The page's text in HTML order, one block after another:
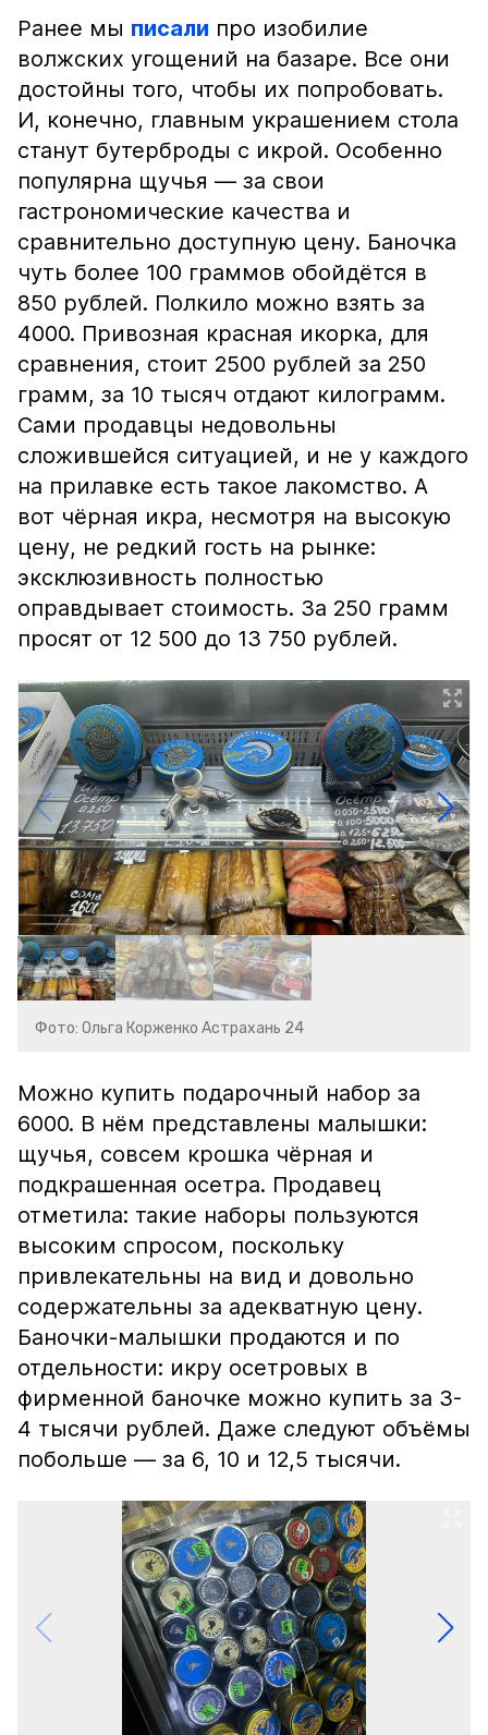
Ранее мы писали про изобилие
волжских угощений на базаре. Все они
достойны того, чтобы их попробовать.
И, конечно, главным украшением стола
станут бутерброды с икрой. Особенно
популярна щучья — за свои
гастрономические качества и
сравнительно доступную цену. Баночка
чуть более 100 граммов обойдётся в
850 рублей. Полкило можно взять за
4000. Привозная красная икорка, для
сравнения, стоит 2500 рублей за 250
грамм, за 10 тысяч отдают килограмм.
Сами продавцы недовольны
сложившейся ситуацией, и не у каждого
на прилавке есть такое лакомство. А
вот чёрная икра, несмотря на высокую
цену, не редкий гость на рынке:
эксклюзивность полностью
оправдывает стоимость. За 250 грамм
просят от 12 500 до 13 750 рублей.
Фото: Ольга Корженко Астрахань 24
Можно купить подарочный набор за
6000. В нём представлены малышки:
щучья, совсем крошка чёрная и
подкрашенная осетра. Продавец
отметила: такие наборы пользуются
высоким спросом, поскольку
привлекательны на вид и довольно
содержательны за адекватную цену.
Баночки-малышки продаются и по
отдельности: икру осетровых в
фирменной баночке можно купить за 3-
4 тысячи рублей. Даже следуют объёмы
побольше — за 6, 10 и 12,5 тысячи.